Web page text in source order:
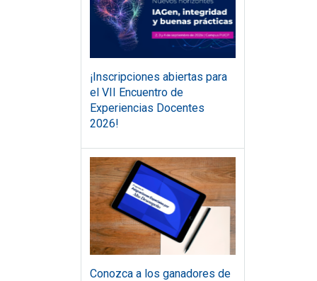
¡Inscripciones abiertas para
el VII Encuentro de
Experiencias Docentes
2026!
Conozca a los ganadores de